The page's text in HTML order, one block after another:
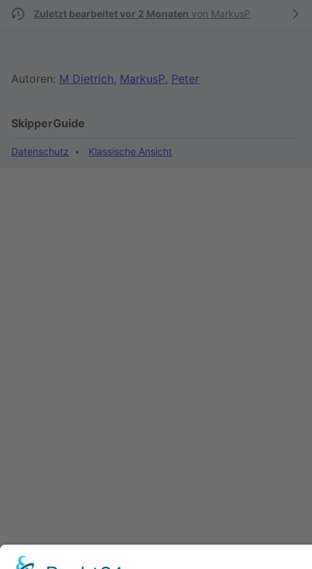
Zuletzt bearbeitet vor 2 Monaten von MarkusP
Autoren: M Dietrich, MarkusP, Peter
SkipperGuide
Datenschutz Klassische Ansicht